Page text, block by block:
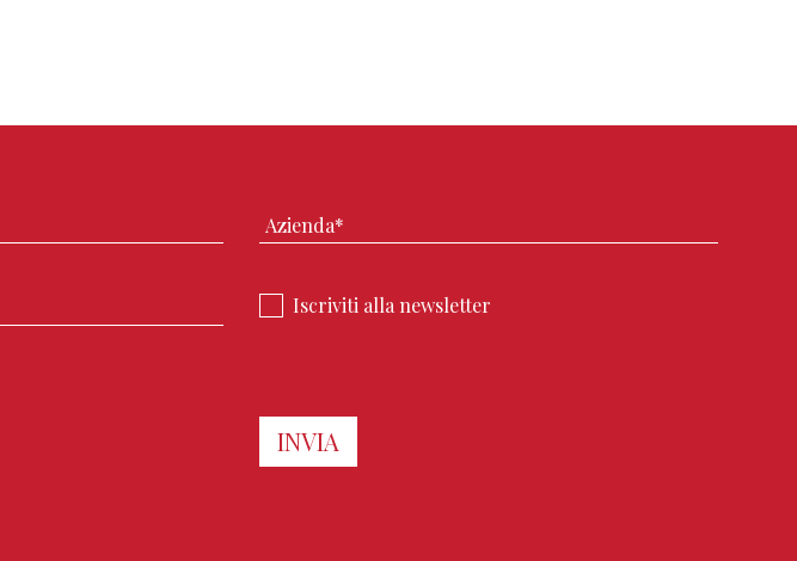
Iscriviti alla newsletter